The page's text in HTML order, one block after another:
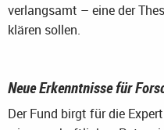
verlangsamt – eine der
klären sollen.
Neue Erkenntnisse für
Der Fund birgt für die